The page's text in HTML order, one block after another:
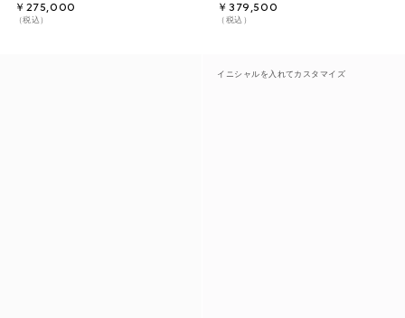
￥275,000
（税込）
￥379,500
（税込）
イニシャルを入れてカスタマイズ